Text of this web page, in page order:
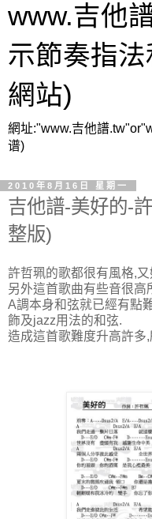
www.吉他
示節奏指
網站)
網址:"www.吉他譜
谱)
2010年8月16日 星期一
吉他譜-美好的-
整版)
許哲珮的歌都很有風格,
另外這首歌曲有些音很
A調本身和弦就已經有點
飾及jazz用法的和弦.
造成這首歌難度升高許多